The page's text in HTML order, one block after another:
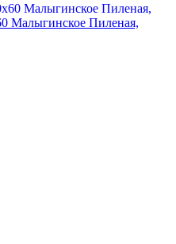
Малыгинское Пиленая,